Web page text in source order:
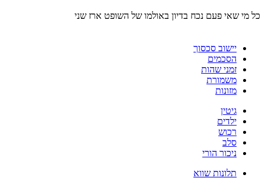
כל מי שאי פעם נכח בדיון באולמו של השופט ארז שני
יישוב סכסוך
הסכמים
זמני שהות
משמורת
מזונות
גיטין
ילדים
רכוש
סלב
ניכור הורי
תלונות שווא